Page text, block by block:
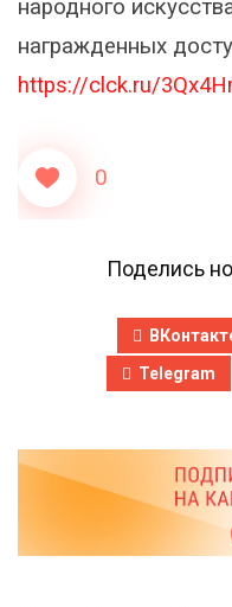
народного
награжденных
https://clck.ru/
0
Поделись
Telegram